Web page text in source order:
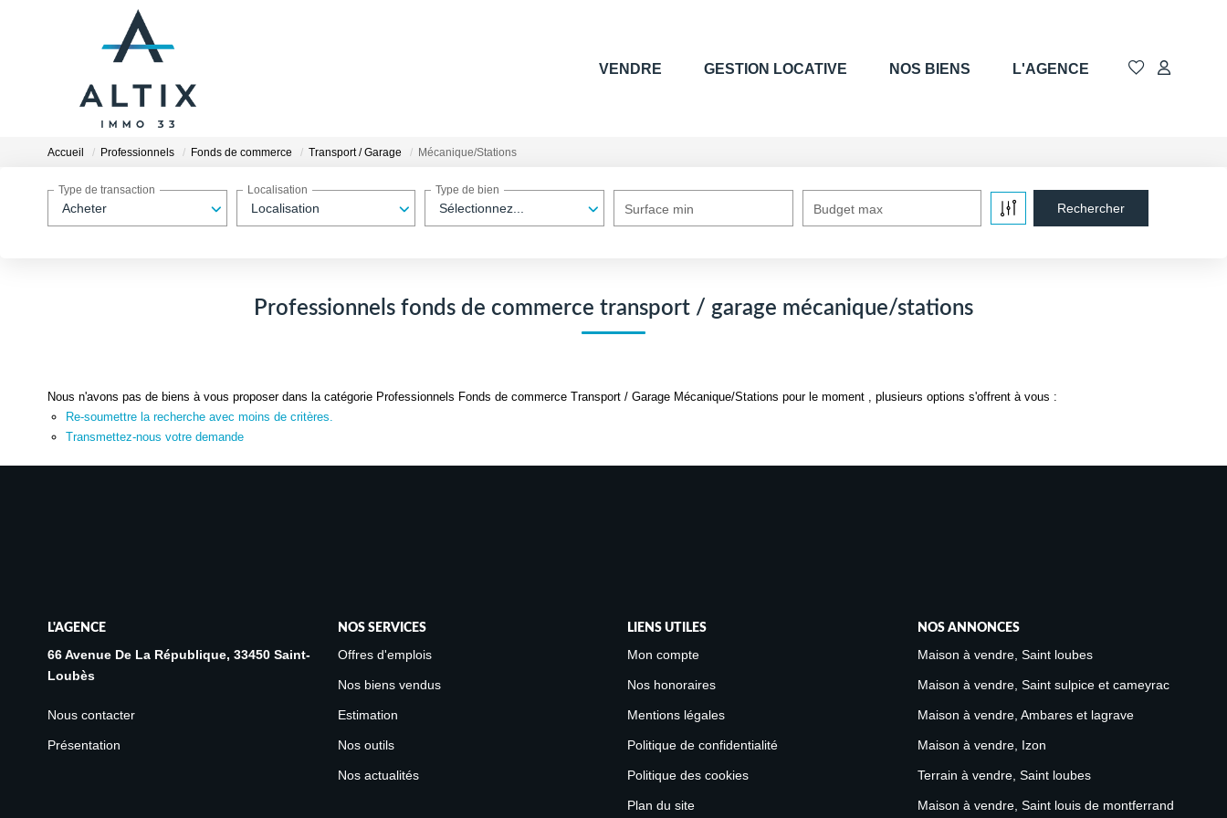
VENDRE GESTION LOCATIVE NOS BIENS L'AGENCE
Accueil Professionnels Fonds de commerce Transport / Garage Mécanique/Stations
Acheter
Type de transaction
Localisation
Localisation
Sélectionnez...
Type de bien
Surface min Budget max
Professionnels fonds de commerce transport / garage mécanique/stations
Nous n'avons pas de biens à vous proposer dans la catégorie Professionnels Fonds de commerce Transport / Garage Mécanique/Stations pour le moment , plusieurs options s'offrent à vous :
Re-soumettre la recherche avec moins de critères.
Transmettez-nous votre demande
L'AGENCE
66 Avenue De La République, 33450 Saint-
Loubès
Nous contacter
Présentation
NOS SERVICES
Offres d'emplois
Nos biens vendus
Estimation
Nos outils
Nos actualités
LIENS UTILES
Mon compte
Nos honoraires
Mentions légales
Politique de confidentialité
Politique des cookies
Plan du site
NOS ANNONCES
Maison à vendre, Saint loubes
Maison à vendre, Saint sulpice et cameyrac
Maison à vendre, Ambares et lagrave
Maison à vendre, Izon
Terrain à vendre, Saint loubes
Maison à vendre, Saint louis de montferrand